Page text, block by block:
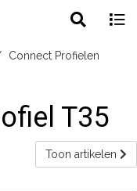
search
Connect Profielen
T35
Toon artikelen